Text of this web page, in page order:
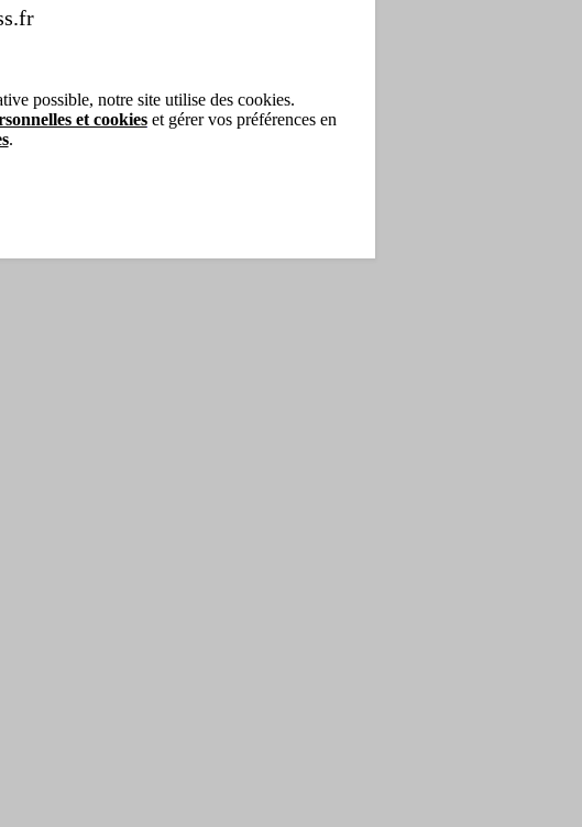
possible, notre site utilise des cookies.
et cookieset gérer vos préférences en
.